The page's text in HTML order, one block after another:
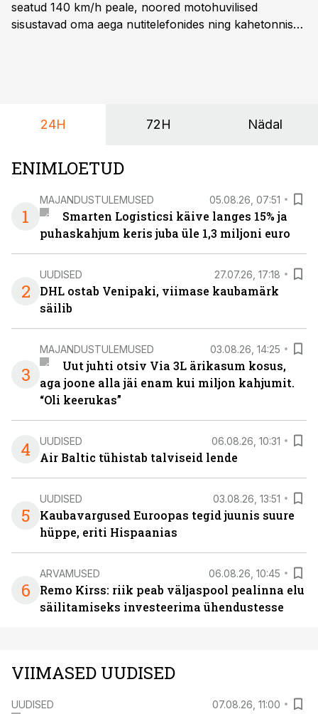
seatud 140 km/h peale, noored motohuvilised
sisustavad oma aega nutitelefonides ning kahetonnises
24H 72H Nädal
ENIMLOETUD
1
MAJANDUSTULEMUSED 05.08.26, 07:51
Smarten Logisticsi käive langes 15% ja
puhaskahjum keris juba üle 1,3 miljoni euro
2
UUDISED 27.07.26, 17:18
DHL ostab Venipaki, viimase kaubamärk
säilib
3
MAJANDUSTULEMUSED 03.08.26, 14:25
Uut juhti otsiv Via 3L ärikasum kosus,
aga joone alla jäi enam kui miljon kahjumit.
“Oli keerukas”
4 UUDISED 06.08.26, 10:31
Air Baltic tühistab talviseid lende
5
UUDISED 03.08.26, 13:51
Kaubavargused Euroopas tegid juunis suure
hüppe, eriti Hispaanias
6
ARVAMUSED 06.08.26, 10:45
Remo Kirss: riik peab väljaspool pealinna elu
säilitamiseks investeerima ühendustesse
VIIMASED UUDISED
UUDISED 07.08.26, 11:00